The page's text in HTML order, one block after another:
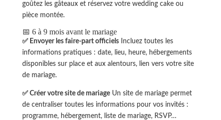
goûtez les gâteaux et réservez votre wedding cake ou
pièce montée.
📅 6 à 9 mois avant le mariage
✅ Envoyer les faire-part officielsIncluez toutes les
informations pratiques : date, lieu, heure, hébergements
disponibles sur place et aux alentours, lien vers votre site
de mariage.
✅ Créer votre site de mariageUn site de mariage permet
de centraliser toutes les informations pour vos invités :
programme, hébergement, liste de mariage, RSVP…